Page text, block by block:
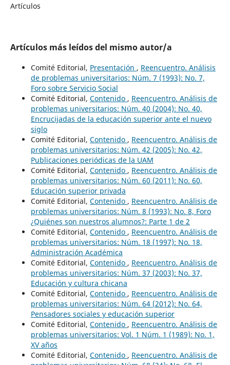
Artículos
Artículos más leídos del mismo autor/a
Comité Editorial, Presentación , Reencuentro. Análisis
de problemas universitarios: Núm. 7 (1993): No. 7,
Foro sobre Servicio Social
Comité Editorial, Contenido , Reencuentro. Análisis de
problemas universitarios: Núm. 40 (2004): No. 40,
Encrucijadas de la educación superior ante el nuevo
siglo
Comité Editorial, Contenido , Reencuentro. Análisis de
problemas universitarios: Núm. 42 (2005): No. 42,
Publicaciones periódicas de la UAM
Comité Editorial, Contenido , Reencuentro. Análisis de
problemas universitarios: Núm. 60 (2011): No. 60,
Educación superior privada
Comité Editorial, Contenido , Reencuentro. Análisis de
problemas universitarios: Núm. 8 (1993): No. 8, Foro
¿Quiénes son nuestros alumnos?: Parte 1 de 2
Comité Editorial, Contenido , Reencuentro. Análisis de
problemas universitarios: Núm. 18 (1997): No. 18,
Administración Académica
Comité Editorial, Contenido , Reencuentro. Análisis de
problemas universitarios: Núm. 37 (2003): No. 37,
Educación y cultura chicana
Comité Editorial, Contenido , Reencuentro. Análisis de
problemas universitarios: Núm. 64 (2012): No. 64,
Pensadores sociales y educación superior
Comité Editorial, Contenido , Reencuentro. Análisis de
problemas universitarios: Vol. 1 Núm. 1 (1989): No. 1,
XV años
Comité Editorial, Contenido , Reencuentro. Análisis de